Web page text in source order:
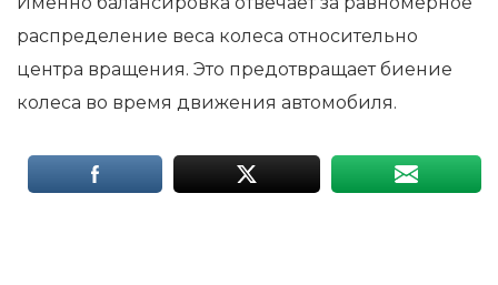
распределение веса колеса относительно
центра вращения. Это предотвращает биение
колеса во время движения автомобиля.